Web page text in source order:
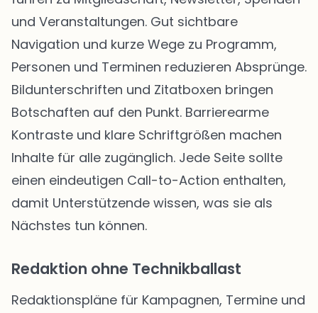
und Veranstaltungen. Gut sichtbare
Navigation und kurze Wege zu Programm,
Personen und Terminen reduzieren Absprünge.
Bildunterschriften und Zitatboxen bringen
Botschaften auf den Punkt. Barrierearme
Kontraste und klare Schriftgrößen machen
Inhalte für alle zugänglich. Jede Seite sollte
einen eindeutigen Call-to-Action enthalten,
damit Unterstützende wissen, was sie als
Nächstes tun können.
Redaktion ohne Technikballast
Redaktionspläne für Kampagnen, Termine und